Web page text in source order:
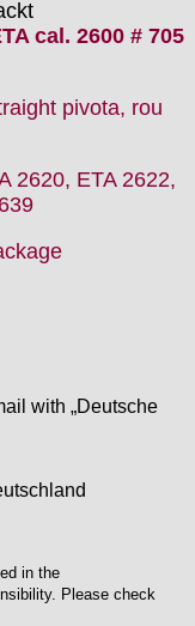
cal. 2600 # 705
pivota, rou
2620, ETA 2622,
with „Deutsche
in the
Please check